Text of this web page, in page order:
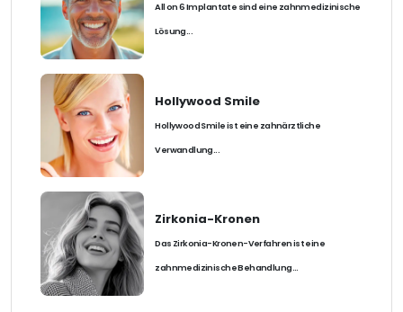
All on 6 Implantate sind eine zahnmedizinische
Lösung...
Hollywood Smile
Hollywood Smile ist eine zahnärztliche
Verwandlung...
Zirkonia-Kronen
Das Zirkonia-Kronen-Verfahren ist eine
zahnmedizinische Behandlung...